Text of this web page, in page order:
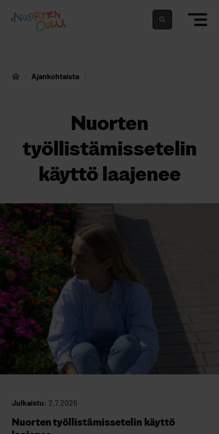
Nuortenoulu.fi etusivu
Nuorten Oulu
Ajankohtaista
Nuorten
työllistämissetelin
käyttö laajenee
Julkaistu: 2.7.2026
Nuorten työllistämissetelin käyttö